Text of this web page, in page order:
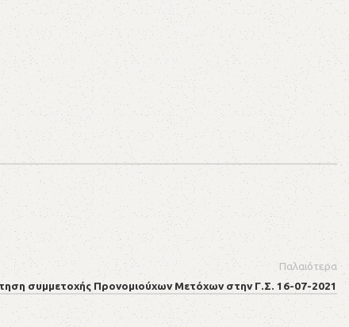
Παλαιότερα
συμμετοχής Προνομιούχων Μετόχων στην Γ.Σ. 16-07-2021